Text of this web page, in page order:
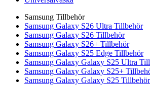
Samsung Tillbehör
Samsung Galaxy S26 Ultra Tillbehör
Samsung Galaxy S26 Tillbehör
Samsung Galaxy S26+ Tillbehör
Samsung Galaxy S25 Edge Tillbehör
Samsung Galaxy Galaxy S25 Ultra
Samsung Galaxy Galaxy S25+
Samsung Galaxy Galaxy S25 Tillbehör